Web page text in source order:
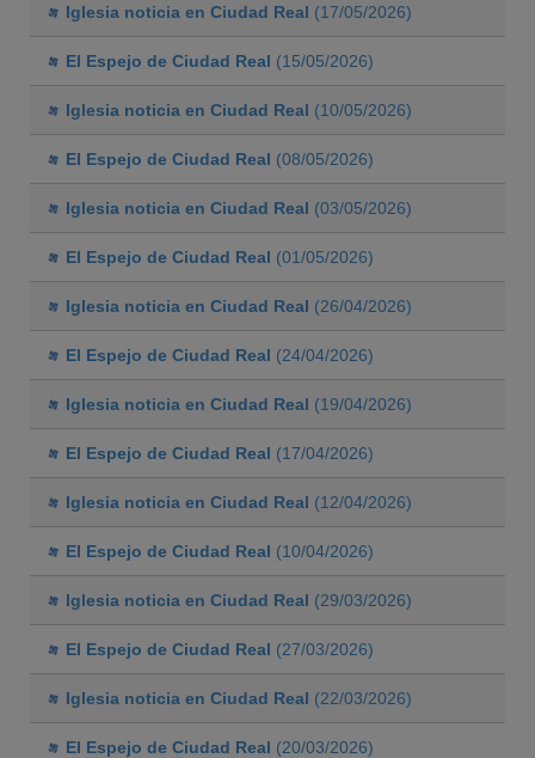
Iglesia noticia en Ciudad Real (17/05/2026)
El Espejo de Ciudad Real (15/05/2026)
Iglesia noticia en Ciudad Real (10/05/2026)
El Espejo de Ciudad Real (08/05/2026)
Iglesia noticia en Ciudad Real (03/05/2026)
El Espejo de Ciudad Real (01/05/2026)
Iglesia noticia en Ciudad Real (26/04/2026)
El Espejo de Ciudad Real (24/04/2026)
Iglesia noticia en Ciudad Real (19/04/2026)
El Espejo de Ciudad Real (17/04/2026)
Iglesia noticia en Ciudad Real (12/04/2026)
El Espejo de Ciudad Real (10/04/2026)
Iglesia noticia en Ciudad Real (29/03/2026)
El Espejo de Ciudad Real (27/03/2026)
Iglesia noticia en Ciudad Real (22/03/2026)
El Espejo de Ciudad Real (20/03/2026)